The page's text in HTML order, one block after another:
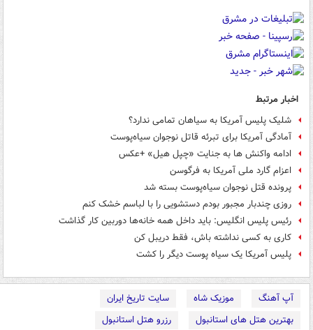
اخبار مرتبط
شلیک پلیس آمریکا به سیاهان تمامی ندارد؟
آمادگی آمریکا برای تبرئه قاتل نوجوان سیاه‌پوست
ادامه واکنش ها به جنایت «چپل هیل» +عکس
اعزام گارد ملی آمریکا به فرگوسن
پرونده قتل نوجوان سیاه‌پوست بسته شد
روزی چندبار مجبور بودم دستشویی را با لباسم خشک کنم
رئیس پلیس انگلیس: باید داخل همه خانه‌ها دوربین‌ کار گذاشت
کاری به کسی نداشته باش، فقط دریبل کن
پلیس آمریکا یک سیاه پوست دیگر را کشت
آپ آهنگ موزیک شاه
سایت تاریخ ایران
بهترین هتل های استانبول
رزرو هتل استانبول